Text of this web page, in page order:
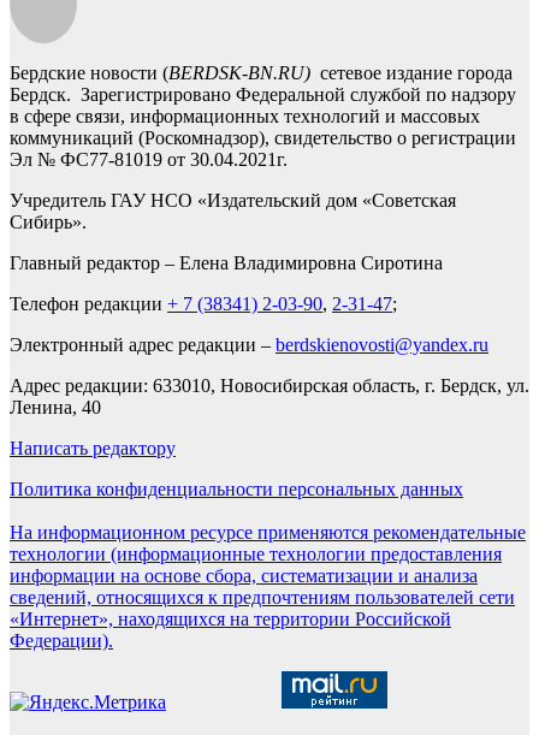
Бердские новости (BERDSK-BN.RU) сетевое издание города
Бердск. Зарегистрировано Федеральной службой по надзору
в сфере связи, информационных технологий и массовых
коммуникаций (Роскомнадзор), свидетельство о регистрации
Эл № ФС77-81019 от 30.04.2021г.
Учредитель ГАУ НСО «Издательский дом «Советская
Сибирь».
Главный редактор – Елена Владимировна Сиротина
Телефон редакции + 7 (38341) 2-03-90, 2-31-47;
Электронный адрес редакции – berdskienovosti@yandex.ru
Адрес редакции: 633010, Новосибирская область, г. Бердск, ул.
Ленина, 40
Написать редактору
Политика конфиденциальности персональных данных
На информационном ресурсе применяются рекомендательные
технологии (информационные технологии предоставления
информации на основе сбора, систематизации и анализа
сведений, относящихся к предпочтениям пользователей сети
«Интернет», находящихся на территории Российской
Федерации).